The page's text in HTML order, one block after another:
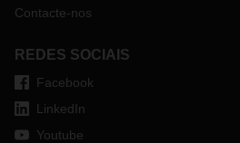
Contacte-nos
REDES SOCIAIS
Facebook
LinkedIn
Youtube